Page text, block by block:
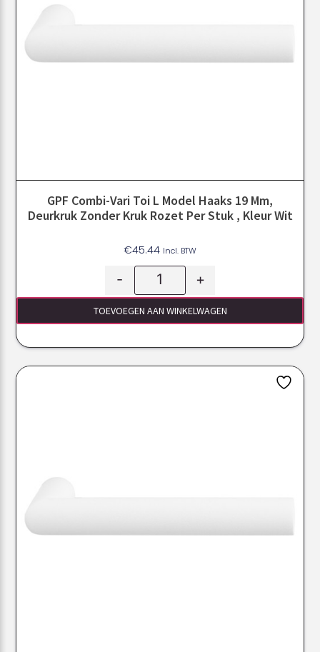
GPF Combi-Vari Toi L Model Haaks 19 Mm,
Deurkruk Zonder Kruk Rozet Per Stuk , Kleur Wit
€45.44 Incl. BTW
- +
TOEVOEGEN AAN WINKELWAGEN